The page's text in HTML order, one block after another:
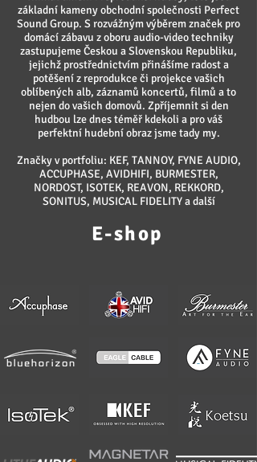
základní kameny obchodní společnosti Perfect
Sound Group. S rozvážným výběrem značek pro
domácí zábavu z oboru audio-video techniky
zastupujeme Českou a Slovenskou Republiku,
jejichž prostřednictvím přinášíme radost a
potěšení z reprodukce či projekce vašich
oblíbených alb, záznamů koncertů, filmů a to
nejen do vašich domovů. Zpříjemnit si den
hudbou lze dnes téměř kdekoli a pro váš
perfektní hudební obraz jsme tady my.
Značky v portfoliu: KEF, TANNOY, FYNE AUDIO,
ACCUPHASE, AVIDHIFI, BURMESTER,
NORDOST, ISOTEK, REAVON, REKKORD,
SONITUS, MUSICAL FIDELITY a další
E-shop